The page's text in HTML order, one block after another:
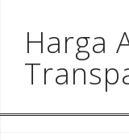
Harga